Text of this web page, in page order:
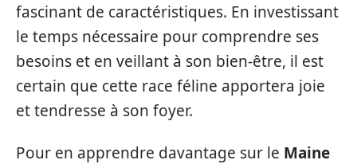
fascinant de caractéristiques. En investissant
le temps nécessaire pour comprendre ses
besoins et en veillant à son bien-être, il est
certain que cette race féline apportera joie
et tendresse à son foyer.
Pour en apprendre davantage sur le Maine